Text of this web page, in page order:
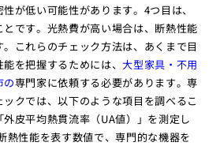
が低い可能性があります。4つ目は、
とです。光熱費が高い場合は、断熱性能
これらのチェック方法は、あくまで目
を把握するためには、大型家具・不用
の専門家に依頼する必要があります。専
クでは、以下のような項目を調べるこ
皮平均熱貫流率（UA値）」を測定し
熱性能を表す数値で、専門的な機器を